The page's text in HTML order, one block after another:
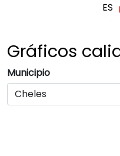
ES
Gráficos
Municipio